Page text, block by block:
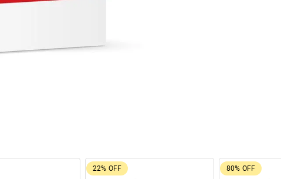
9% OFF
55% OFF